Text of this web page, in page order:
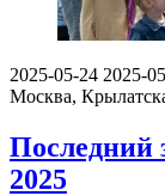
2025-05-24 2025-
Москва,
Последний
2025